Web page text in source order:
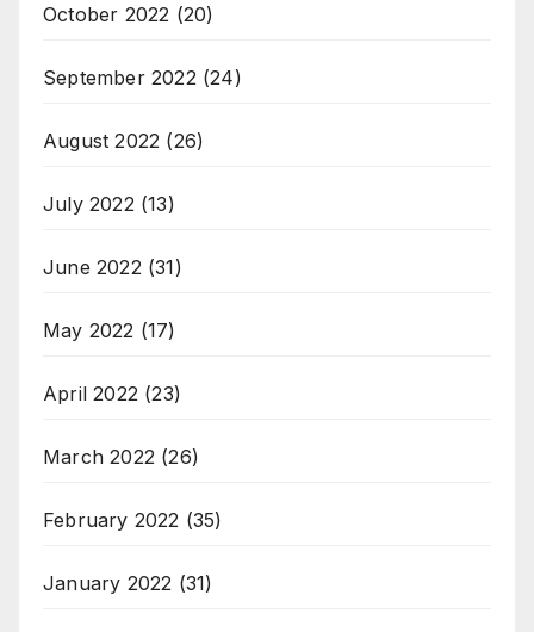
October 2022 (20)
September 2022 (24)
August 2022 (26)
July 2022 (13)
June 2022 (31)
May 2022 (17)
April 2022 (23)
March 2022 (26)
February 2022 (35)
January 2022 (31)